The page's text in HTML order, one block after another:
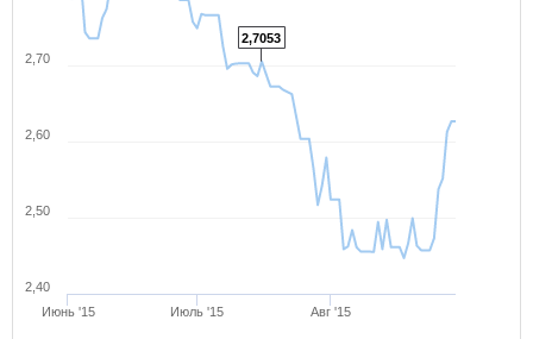
2,7053
Июнь '15 Июль '15 Авг '15
2,40
2,50
2,60
2,70